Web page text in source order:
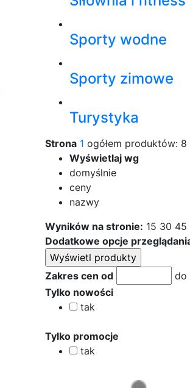
Sporty wodne
Sporty zimowe
Turystyka
Strona 1 ogółem produktów: 8
Wyświetlaj wg
domyślnie
ceny
nazwy
Wyników na stronie: 15 30 45
Dodatkowe opcje
Zakres cen od
do
Tylko nowości
tak
Tylko promocje
tak